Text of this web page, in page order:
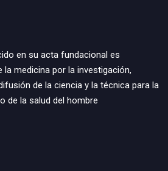
en su acta fundacional es
medicina por la investigación,
de la ciencia y la técnica para la
de la salud del hombre